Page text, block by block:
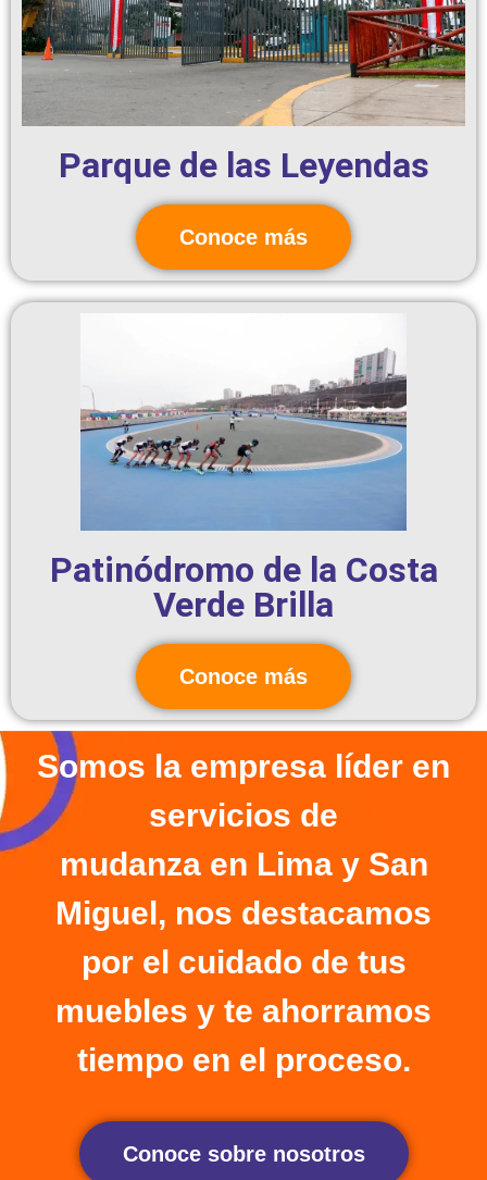
Parque de las Leyendas
Conoce más
Patinódromo de la Costa
Verde Brilla
Conoce más
Somos la empresa líder en
servicios de
mudanza en Lima y San
Miguel, nos destacamos
por el cuidado de tus
muebles y te ahorramos
tiempo en el proceso.
Conoce sobre nosotros